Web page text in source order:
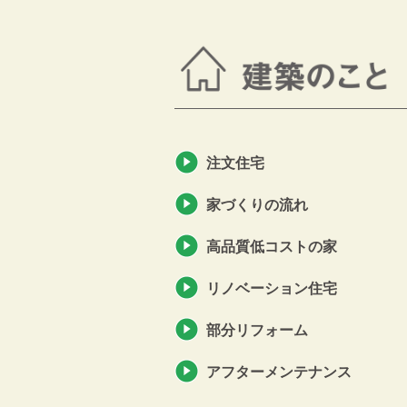
注文住宅
家づくりの流れ
高品質低コストの家
リノベーション住宅
部分リフォーム
アフターメンテナンス